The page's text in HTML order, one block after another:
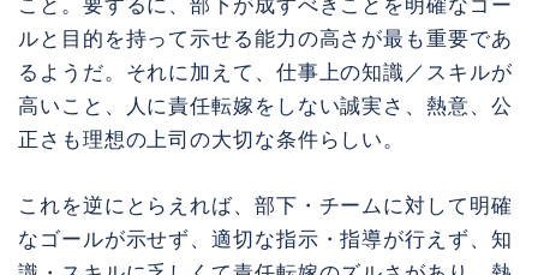
こと。要するに、部下が成すべきことを明確なゴー
ルと目的を持って示せる能力の高さが最も重要であ
るようだ。それに加えて、仕事上の知識／スキルが
高いこと、人に責任転嫁をしない誠実さ、熱意、公
正さも理想の上司の大切な条件らしい。
これを逆にとらえれば、部下・チームに対して明確
なゴールが示せず、適切な指示・指導が行えず、知